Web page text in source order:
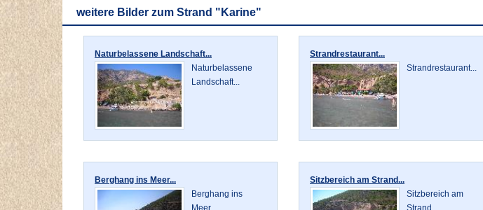
weitere Bilder zum Strand "Karine"
Naturbelassene Landschaft...
Naturbelassene
Landschaft...
Strandrestaurant...
Strandrestaurant...
Berghang ins Meer...
Berghang ins
Meer...
Sitzbereich am Strand...
Sitzbereich am
Strand...